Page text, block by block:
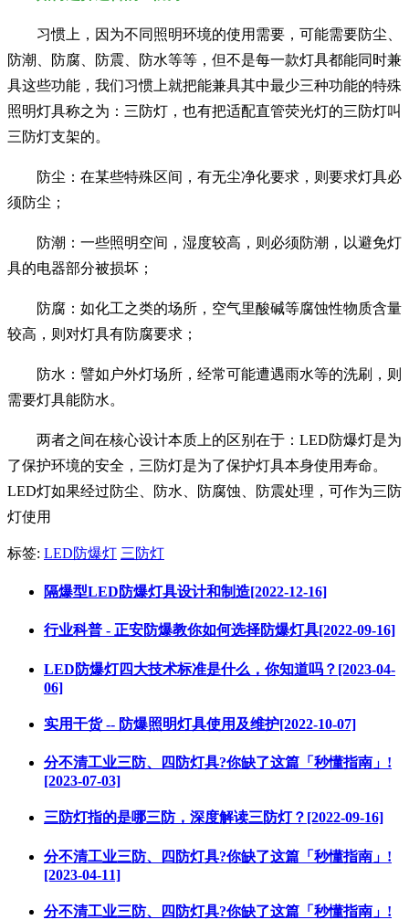
习惯上，因为不同照明环境的使用需要，可能需要防尘、
防潮、防腐、防震、防水等等，但不是每一款灯具都能同时兼
具这些功能，我们习惯上就把能兼具其中最少三种功能的特殊
照明灯具称之为：三防灯，也有把适配直管荧光灯的三防灯叫
三防灯支架的。
防尘：在某些特殊区间，有无尘净化要求，则要求灯具必
须防尘；
防潮：一些照明空间，湿度较高，则必须防潮，以避免灯
具的电器部分被损坏；
防腐：如化工之类的场所，空气里酸碱等腐蚀性物质含量
较高，则对灯具有防腐要求；
防水：譬如户外灯场所，经常可能遭遇雨水等的洗刷，则
需要灯具能防水。
两者之间在核心设计本质上的区别在于：LED防爆灯是为
了保护环境的安全，三防灯是为了保护灯具本身使用寿命。
LED灯如果经过防尘、防水、防腐蚀、防震处理，可作为三防
灯使用
标签: LED防爆灯 三防灯
隔爆型LED防爆灯具设计和制造[2022-12-16]
行业科普 - 正安防爆教你如何选择防爆灯具[2022-09-16]
LED防爆灯四大技术标准是什么，你知道吗？[2023-04-
06]
实用干货 -- 防爆照明灯具使用及维护[2022-10-07]
分不清工业三防、四防灯具?你缺了这篇「秒懂指南」!
[2023-07-03]
三防灯指的是哪三防，深度解读三防灯？[2022-09-16]
分不清工业三防、四防灯具?你缺了这篇「秒懂指南」!
[2023-04-11]
分不清工业三防、四防灯具?你缺了这篇「秒懂指南」!